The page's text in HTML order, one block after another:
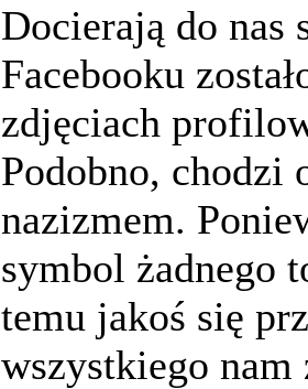
Docierają do nas
Facebooku
zdjęciach
Podobno, chodzi
nazizmem.
symbol żadnego
temu jakoś się
wszystkiego nam